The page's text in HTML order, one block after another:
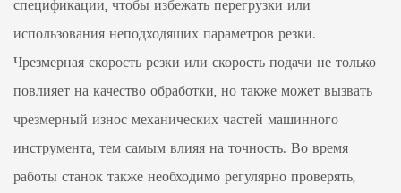
спецификации, чтобы избежать перегрузки или
использования неподходящих параметров резки.
Чрезмерная скорость резки или скорость подачи не только
повлияет на качество обработки, но также может вызвать
чрезмерный износ механических частей машинного
инструмента, тем самым влияя на точность. Во время
работы станок также необходимо регулярно проверять,